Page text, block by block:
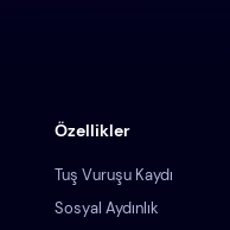
Özellikler
Tuş Vuruşu Kaydı
Sosyal Aydınlık